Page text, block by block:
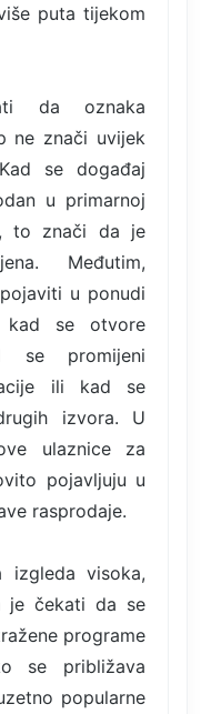
puta tijekom
da oznaka
ne znači uvijek
se događaj
u primarnoj
to znači da je
Međutim,
u ponudi
se otvore
se promijeni
ili kad se
izvora. U
ulaznice za
pojavljuju u
rasprodaje.
visoka,
je čekati da se
programe
se približava
popularne